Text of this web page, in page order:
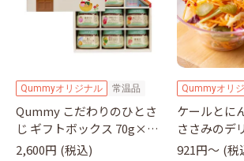
Qummyオリジナル 常温品
Qummy こだわりのひとさ
じ ギフトボックス 70g×7
瓶｜キユーピー
2,600円 (税込)
Qummyオリ
ケールとに
ささみのデ
921円〜 (税